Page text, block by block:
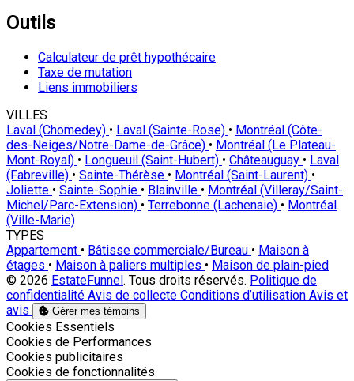
Outils
Calculateur de prêt hypothécaire
Taxe de mutation
Liens immobiliers
VILLES
Laval (Chomedey) • Laval (Sainte-Rose) • Montréal (Côte-
des-Neiges/Notre-Dame-de-Grâce) • Montréal (Le Plateau-
Mont-Royal) • Longueuil (Saint-Hubert) • Châteauguay • Laval
(Fabreville) • Sainte-Thérèse • Montréal (Saint-Laurent) •
Joliette • Sainte-Sophie • Blainville • Montréal (Villeray/Saint-
Michel/Parc-Extension) • Terrebonne (Lachenaie) • Montréal
(Ville-Marie)
TYPES
Appartement • Bâtisse commerciale/Bureau • Maison à
étages • Maison à paliers multiples • Maison de plain-pied
© 2026 EstateFunnel. Tous droits réservés. Politique de
confidentialité Avis de collecte Conditions d’utilisation Avis et
avis
Gérer mes témoins
Activer
Cookies Essentiels
Activer
Cookies de Performances
Activer
Cookies publicitaires
Activer
Cookies de fonctionnalités